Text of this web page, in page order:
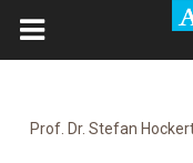
Kovid-19